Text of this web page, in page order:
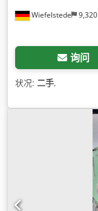
Wiefelstede
询问
状况: 二手,